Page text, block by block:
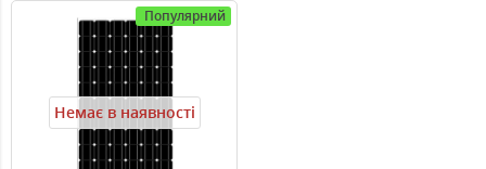
Популярний
Немає в наявності